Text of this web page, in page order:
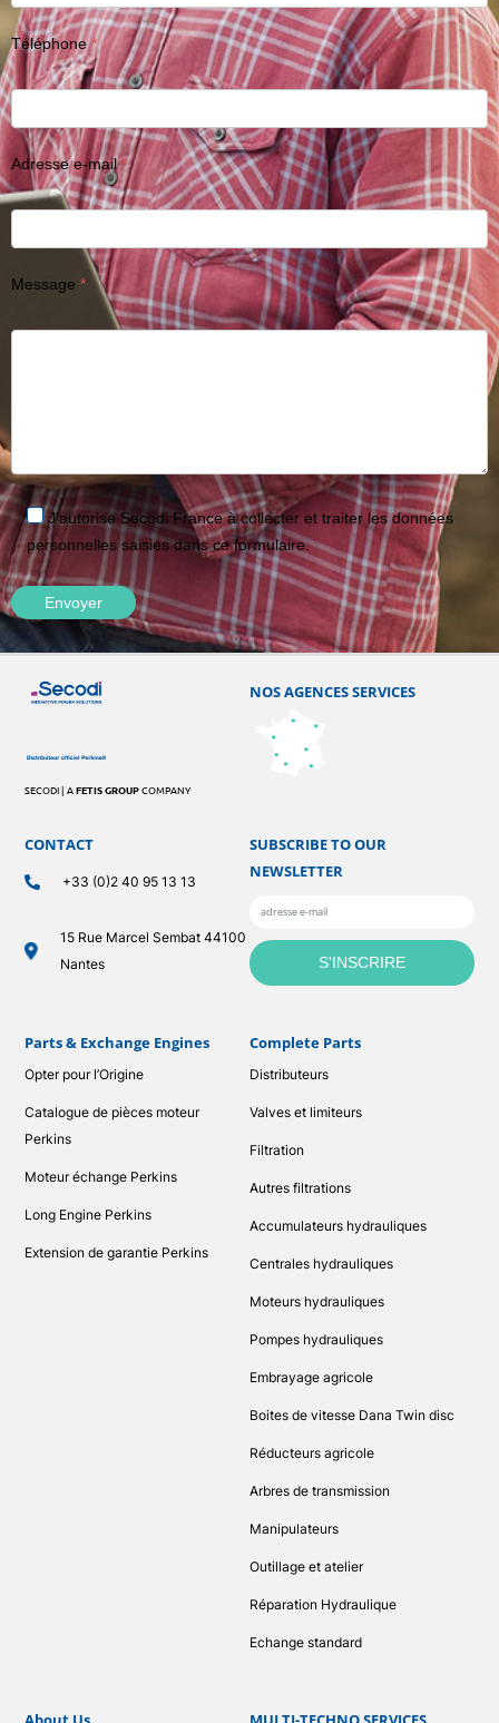
Téléphone
Adresse e-mail
Message
J'autorise Secodi France à collecter et traiter les données
personnelles saisies dans ce formulaire.
SECODI | AFETIS GROUPCOMPANY
Parts & Exchange Engines
Opter pour l’Origine
Catalogue de pièces moteur
Perkins
Moteur échange Perkins
Long Engine Perkins
Extension de garantie Perkins
CONTACT
+33 (0)2 40 95 13 13
15 Rue Marcel Sembat 44100
Nantes
Complete Parts
Distributeurs
Valves et limiteurs
Filtration
Autres filtrations
Accumulateurs hydrauliques
Centrales hydrauliques
Moteurs hydrauliques
Pompes hydrauliques
Embrayage agricole
Boites de vitesse Dana Twin disc
Réducteurs agricole
Arbres de transmission
Manipulateurs
Outillage et atelier
Réparation Hydraulique
Echange standard
NOS AGENCES SERVICES
SUBSCRIBE TO OUR
NEWSLETTER